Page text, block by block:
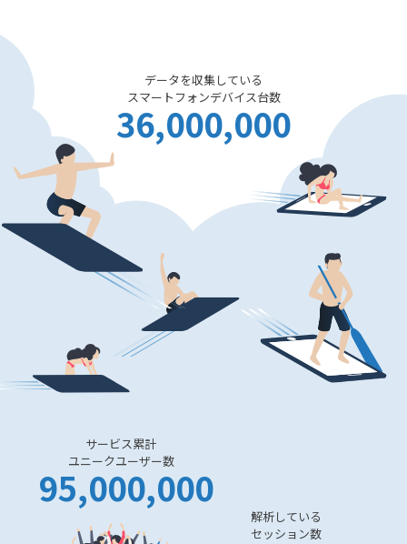
データを収集している
スマートフォンデバイス台数
36,000,000
サービス累計
ユニークユーザー数
95,000,000
解析している
セッション数